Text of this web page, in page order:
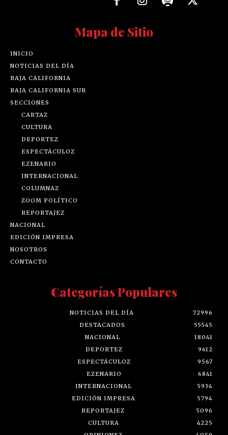
Mapa de Sitio
INICIO
NOTICIAS DEL DÍA
BAJA CALIFORNIA
BAJA CALIFORNIA SUR
SECCIONES
CARTAZ
CULTURA
DEPORTEZ
ESPECTÁCULOZ
EZENARIO
INTERNACIONAL
COLUMNAZ
ZOOM POLÍTICO
REPORTAJEZ
NACIONAL
EDICIÓN IMPRESA
NOSOTROS
CONTACTO
Categorías Populares
NOTICIAS DEL DÍA
72996
DESTACADOS
55545
NACIONAL
18041
DEPORTEZ
9612
ESPECTÁCULOZ
9567
EZENARIO
6841
INTERNACIONAL
5934
EDICIÓN IMPRESA
5794
REPORTAJEZ
5096
CULTURA
4225